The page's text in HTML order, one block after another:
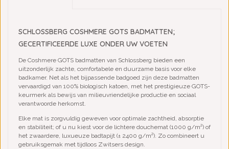
SCHLOSSBERG COSHMERE GOTS BADMATTEN;
GECERTIFICEERDE LUXE ONDER UW VOETEN
De Coshmere GOTS badmatten van Schlossberg bieden een
uitzonderlijk zachte, comfortabele en duurzame basis voor elke
badkamer. Net als het bijpassende badgoed zijn deze badmatten
vervaardigd van 100% biologisch katoen, met het prestigieuze GOTS-
keurmerk als bewijs van milieuvriendelijke productie en sociaal
verantwoorde herkomst.
Elke mat is zorgvuldig geweven voor optimale zachtheid, absorptie
en stabiliteit; of u nu kiest voor de lichtere douchemat (1000 g/m²) of
het zwaardere, luxueuze badtapijt (± 2400 g/m²). Zo combineert u
gebruiksgemak met tijdloos Zwitsers design.